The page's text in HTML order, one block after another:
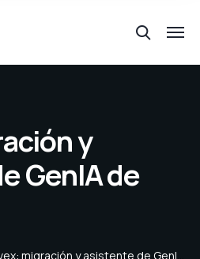
y
GenIA de
migración y asistente de GenIA de AWS